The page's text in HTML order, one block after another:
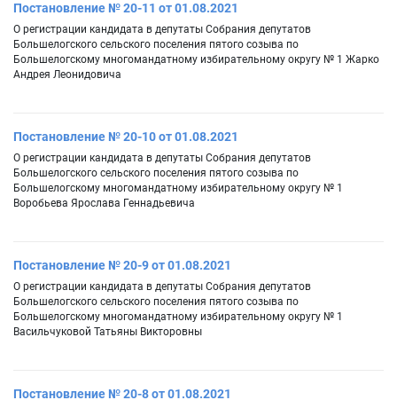
Постановление № 20-11 от 01.08.2021
О регистрации кандидата в депутаты Собрания депутатов
Большелогского сельского поселения пятого созыва по
Большелогскому многомандатному избирательному округу № 1 Жарко
Андрея Леонидовича
Постановление № 20-10 от 01.08.2021
О регистрации кандидата в депутаты Собрания депутатов
Большелогского сельского поселения пятого созыва по
Большелогскому многомандатному избирательному округу № 1
Воробьева Ярослава Геннадьевича
Постановление № 20-9 от 01.08.2021
О регистрации кандидата в депутаты Собрания депутатов
Большелогского сельского поселения пятого созыва по
Большелогскому многомандатному избирательному округу № 1
Васильчуковой Татьяны Викторовны
Постановление № 20-8 от 01.08.2021